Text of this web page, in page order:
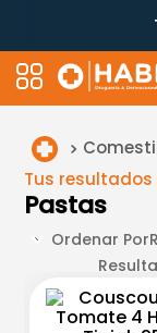
Tus resultados
Pastas
Ordenar Por